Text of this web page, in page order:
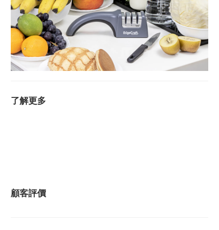
了解更多
顧客評價